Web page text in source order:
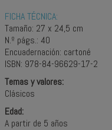
FICHA TÉCNICA:
Tamaño: 27 x 24,5 cm
N.º págs.: 40
Encuadernación: cartoné
ISBN: 978-84-96629-17-2
Temas y valores:
Clásicos
Edad:
A partir de 5 años